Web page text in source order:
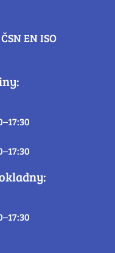
EN ISO